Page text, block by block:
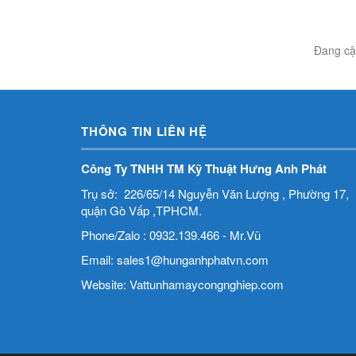
Đang
THÔNG TIN LIÊN HỆ
Công Ty TNHH TM Kỹ Thuật Hưng Anh Phát
Trụ sở: 226/65/14 Nguyễn Văn Lượng , Phường 17,
quận Gò Vấp ,TPHCM.
Phone/Zalo : 0932.139.466 - Mr.Vũ
Email: sales1@hunganhphatvn.com
Website: Vattunhamaycongnghiep.com